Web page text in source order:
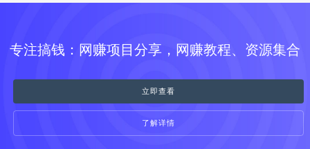
专注搞钱：网赚项目分享，网赚教程、资源集合
立即查看
了解详情